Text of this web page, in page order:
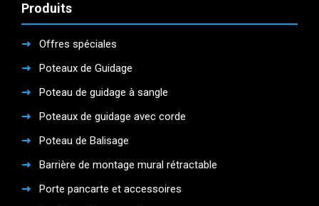
Produits
Offres spéciales
Poteaux de Guidage
Poteau de guidage à sangle
Poteaux de guidage avec corde
Poteau de Balisage
Barrière de montage mural rétractable
Porte pancarte et accessoires